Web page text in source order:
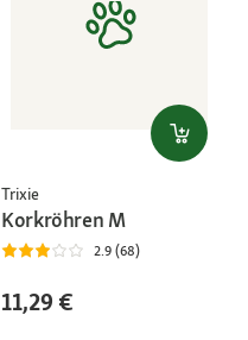
Trixie
Korkröhren M
2.9 (68)
11,29 €